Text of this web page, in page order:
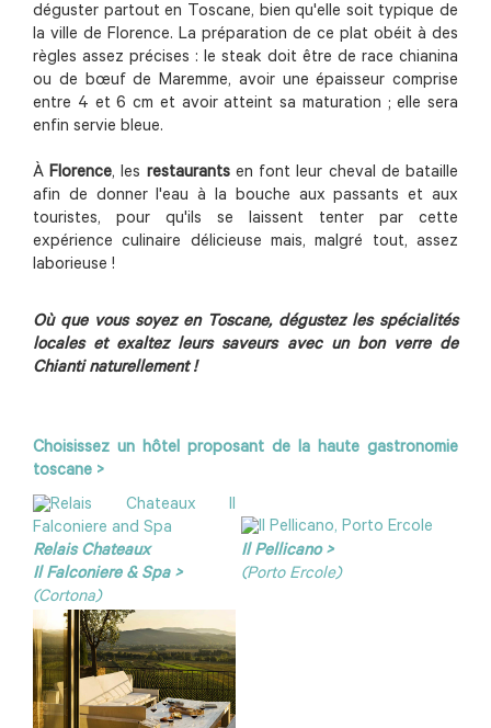
déguster partout en Toscane, bien qu'elle soit typique de
la ville de Florence. La préparation de ce plat obéit à des
règles assez précises : le steak doit être de race chianina
ou de bœuf de Maremme, avoir une épaisseur comprise
entre 4 et 6 cm et avoir atteint sa maturation ; elle sera
enfin servie bleue.
ÀFlorence, les restaurants en font leur cheval de bataille
afin de donner l'eau à la bouche aux passants et aux
touristes, pour qu'ils se laissent tenter par cette
expérience culinaire délicieuse mais, malgré tout, assez
laborieuse !
Où que vous soyez en Toscane, dégustez les spécialités
locales et exaltez leurs saveurs avec un bon verre de
Chianti naturellement !
Choisissez un hôtel proposant de la haute gastronomie
toscane >
Relais Chateaux
Il Falconiere & Spa >
(Cortona)
Il Pellicano >
(Porto Ercole)